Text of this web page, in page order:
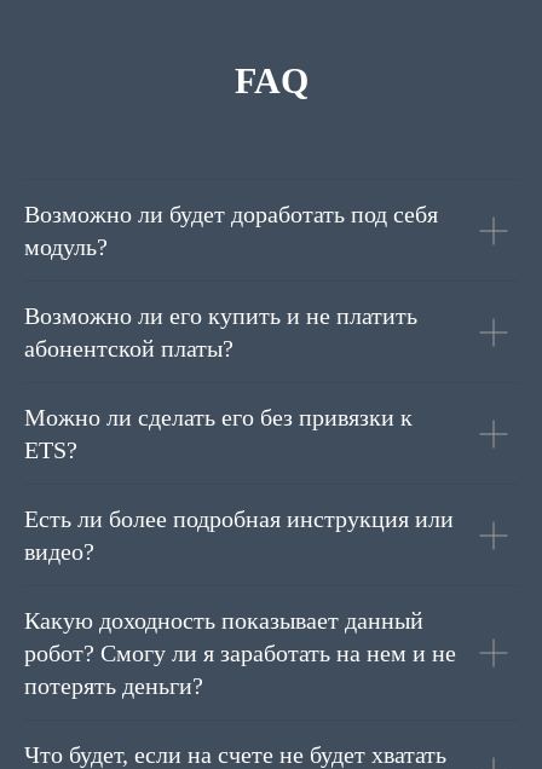
FAQ
Возможно ли будет доработать под себя
модуль?
Возможно ли его купить и не платить
абонентской платы?
Можно ли сделать его без привязки к
ETS?
Есть ли более подробная инструкция или
видео?
Какую доходность показывает данный
робот? Смогу ли я заработать на нем и не
потерять деньги?
Что будет, если на счете не будет хватать